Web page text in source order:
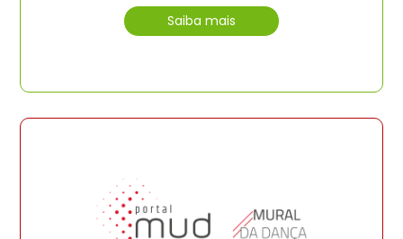
Saiba mais